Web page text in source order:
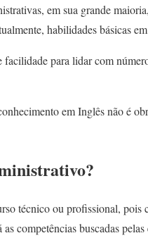
em sua grande
habilidades básicas
para lidar com
em Inglês não é
técnico ou profissional, pois
competências buscadas pelas